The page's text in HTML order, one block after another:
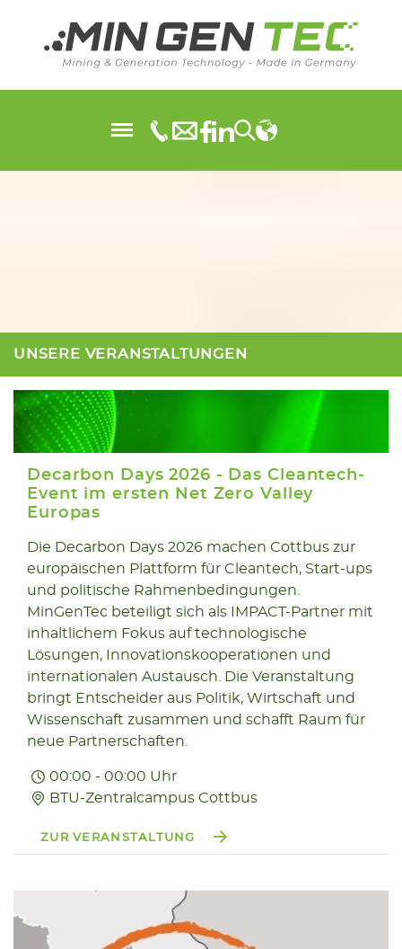
UNSERE VERANSTALTUNGEN
24.06
2026
Decarbon Days 2026 - Das Cleantech-
Event im ersten Net Zero Valley
Europas
Die Decarbon Days 2026 machen Cottbus zur
europäischen Plattform für Cleantech, Start-ups
und politische Rahmenbedingungen.
MinGenTec beteiligt sich als IMPACT-Partner mit
inhaltlichem Fokus auf technologische
Lösungen, Innovationskooperationen und
internationalen Austausch. Die Veranstaltung
bringt Entscheider aus Politik, Wirtschaft und
Wissenschaft zusammen und schafft Raum für
neue Partnerschaften.
00:00 - 00:00 Uhr
BTU-Zentralcampus Cottbus
ZUR VERANSTALTUNG